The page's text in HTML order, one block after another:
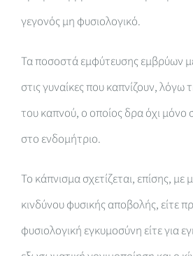
γεγονός μη φυσιολογικό.
Τα ποσοστά εμφύτευσης εμβρύων
στις γυναίκες που καπνίζουν, λόγω
του καπνού, ο οποίος δρα όχι μόνο
στο ενδομήτριο.
Το κάπνισμα σχετίζεται, επίσης, με
κινδύνου φυσικής αποβολής, είτε
φυσιολογική εγκυμοσύνη είτε για